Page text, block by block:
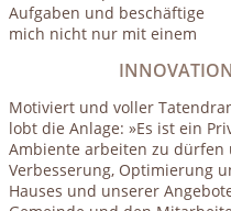
Aufgaben und beschäftige
mich nicht nur mit einem
Motiviert und voller
lobt die Anlage: »Es ist ein
Ambiente arbeiten zu
Verbesserung, Optimierung
Hauses und unserer